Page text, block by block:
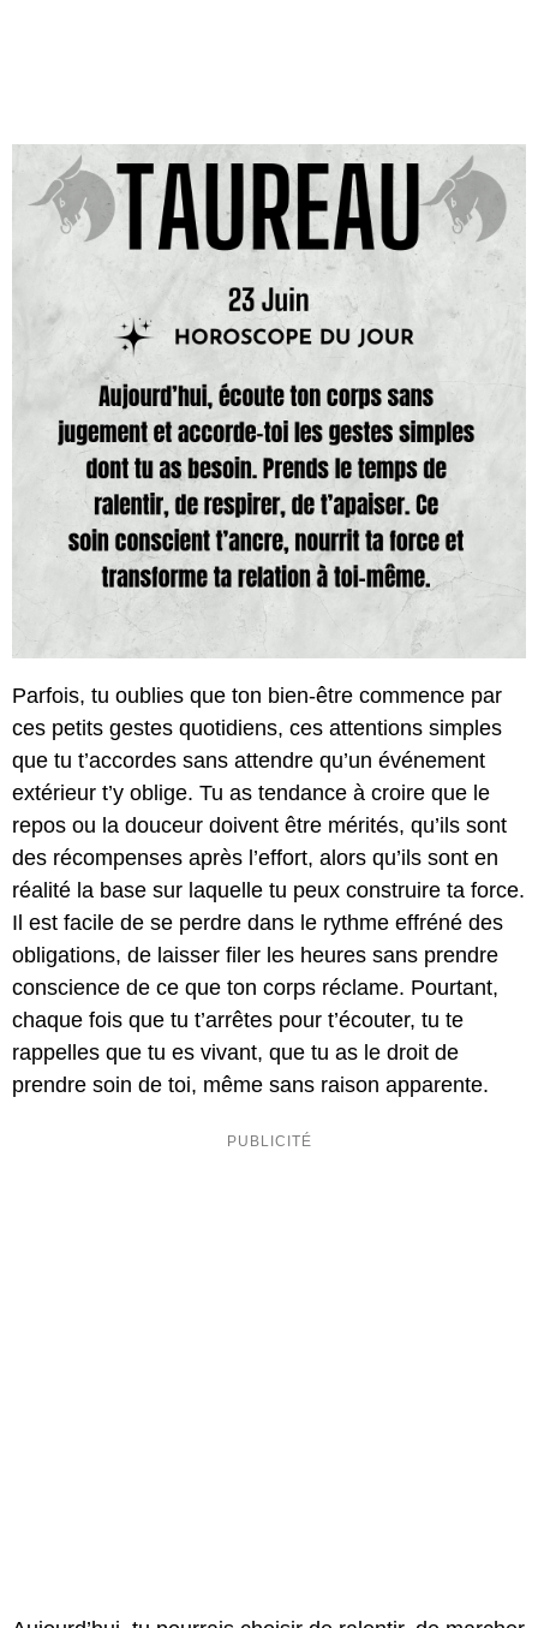
Parfois, tu oublies que ton bien-être commence par
ces petits gestes quotidiens, ces attentions simples
que tu t’accordes sans attendre qu’un événement
extérieur t’y oblige. Tu as tendance à croire que le
repos ou la douceur doivent être mérités, qu’ils sont
des récompenses après l’effort, alors qu’ils sont en
réalité la base sur laquelle tu peux construire ta force.
Il est facile de se perdre dans le rythme effréné des
obligations, de laisser filer les heures sans prendre
conscience de ce que ton corps réclame. Pourtant,
chaque fois que tu t’arrêtes pour t’écouter, tu te
rappelles que tu es vivant, que tu as le droit de
prendre soin de toi, même sans raison apparente.